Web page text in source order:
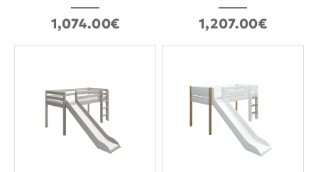
1,074.00€ 1,207.00€